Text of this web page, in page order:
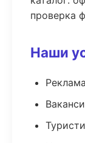
проверка
Наши